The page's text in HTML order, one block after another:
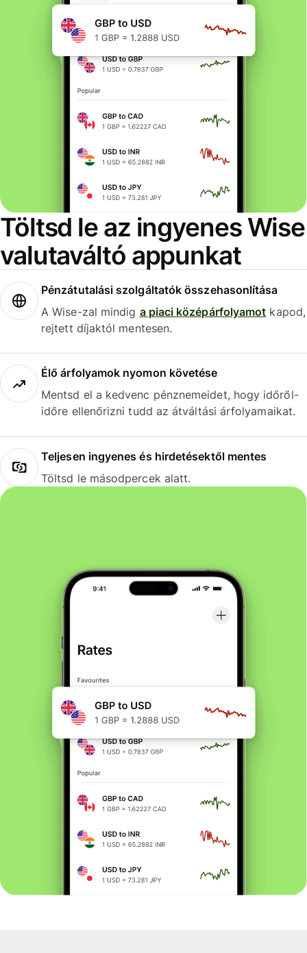
Töltsd le az ingyenes Wise
valutaváltó appunkat
Pénzátutalási szolgáltatók összehasonlítása
A Wise-zal mindig a piaci középárfolyamot kapod,
rejtett díjaktól mentesen.
Élő árfolyamok nyomon követése
Mentsd el a kedvenc pénznemeidet, hogy időről-
időre ellenőrizni tudd az átváltási árfolyamaikat.
Teljesen ingyenes és hirdetésektől mentes
Töltsd le másodpercek alatt.